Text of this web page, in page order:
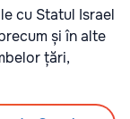
cu Statul Israel
și în alte
țări,